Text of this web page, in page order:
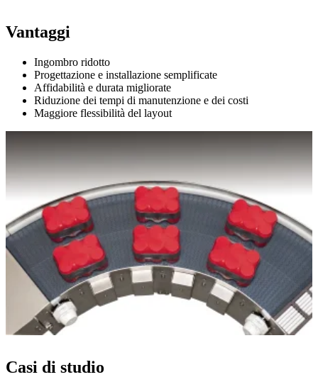
Vantaggi
Ingombro ridotto
Progettazione e installazione semplificate
Affidabilità e durata migliorate
Riduzione dei tempi di manutenzione e dei costi
Maggiore flessibilità del layout
Casi di studio